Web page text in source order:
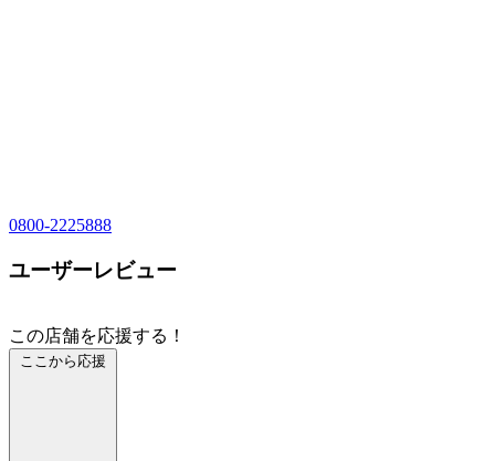
0800-2225888
ユーザーレビュー
この店舗を応援する！
ここから応援